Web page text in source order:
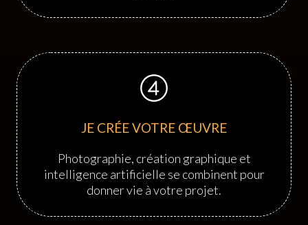
JE CRÉE VOTRE ŒUVRE
Photographie, création graphique et
intelligence artificielle se combinent pour
donner vie à votre projet.